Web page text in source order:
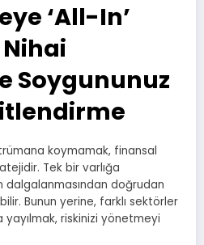
‘All-In’
Soygununuz
koymamak, finansal
Tek bir varlığa
dalgalanmasından doğrudan
Bunun yerine, farklı sektörler
yayılmak, riskinizi yönetmeyi